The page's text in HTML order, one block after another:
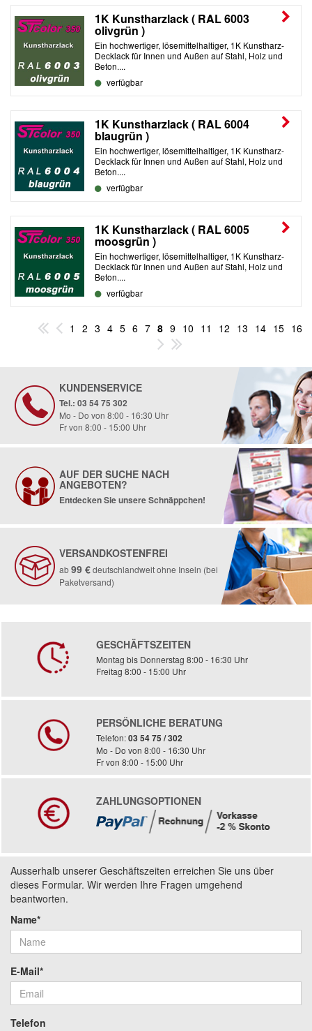
1K Kunstharzlack ( RAL 6003
olivgrün )
Ein hochwertiger, lösemittelhaltiger, 1K Kunstharz-
Decklack für Innen und Außen auf Stahl, Holz und
Beton....
verfügbar
1K Kunstharzlack ( RAL 6004
blaugrün )
Ein hochwertiger, lösemittelhaltiger, 1K Kunstharz-
Decklack für Innen und Außen auf Stahl, Holz und
Beton....
verfügbar
1K Kunstharzlack ( RAL 6005
moosgrün )
Ein hochwertiger, lösemittelhaltiger, 1K Kunstharz-
Decklack für Innen und Außen auf Stahl, Holz und
Beton....
verfügbar
1 2 3 4 5 6 7 8 9 10 11 12 13 14 15 16
KUNDENSERVICE
Tel.: 03 54 75 302
Mo - Do von 8:00 - 16:30 Uhr
Fr von 8:00 - 15:00 Uhr
AUF DER SUCHE NACH
ANGEBOTEN?
Entdecken Sie unsere Schnäppchen!
VERSANDKOSTENFREI
ab99 €deutschlandweit ohne Inseln (bei
Paketversand)
GESCHÄFTSZEITEN
Montag bis Donnerstag 8:00 - 16:30 Uhr
Freitag 8:00 - 15:00 Uhr
PERSÖNLICHE BERATUNG
Telefon:03 54 75 / 302
Mo - Do von 8:00 - 16:30 Uhr
Fr von 8:00 - 15:00 Uhr
ZAHLUNGSOPTIONEN
Ausserhalb unserer Geschäftszeiten erreichen Sie uns über
dieses Formular. Wir werden Ihre Fragen umgehend
beantworten.
Name*
E-Mail*
Telefon